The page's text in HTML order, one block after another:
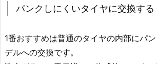
パンクしにくいタイヤに交換する
1番おすすめは普通のタイヤの内部にパ
デルへの交換です。